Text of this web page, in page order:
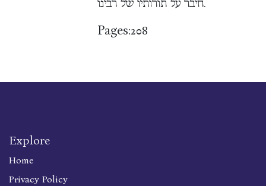
חיבר על תורותיו של רבינו.
Pages:208
Explore
Home
Privacy Policy